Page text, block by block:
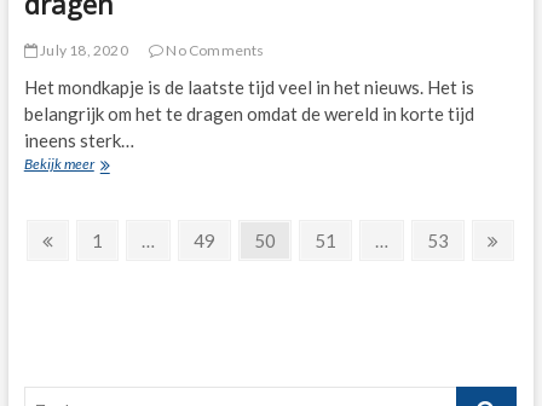
July 18, 2020 No Comments
Het mondkapje is de laatste tijd veel in het nieuws. Het is
belangrijk om het te dragen omdat de wereld in korte tijd
ineens sterk…
Bekijk meerRedenen
te
Posts
Previous
Page
1 … Page
49 Page
50 Page
51 … Page
53
Zoeken